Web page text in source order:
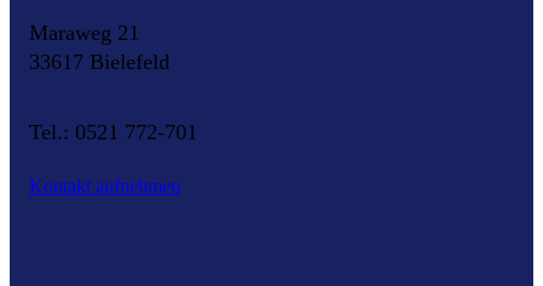
Maraweg 21
33617 Bielefeld
Tel.: 0521 772-701
Kontakt aufnehmen